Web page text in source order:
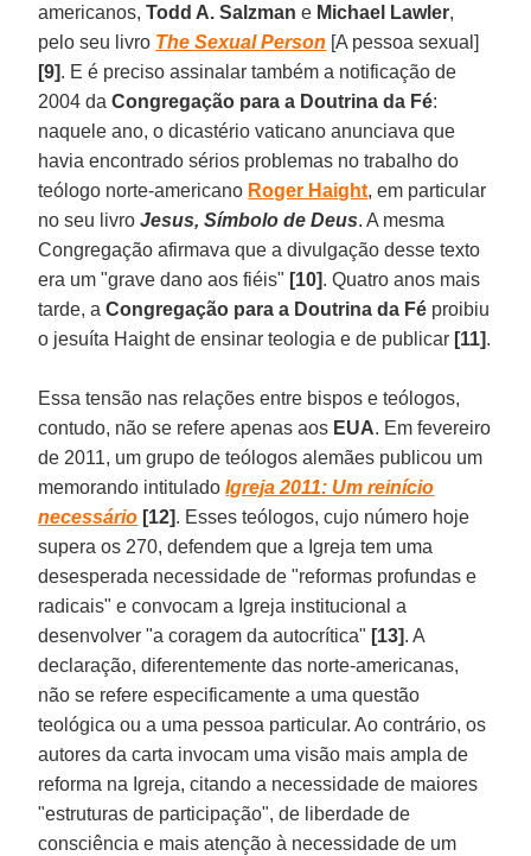
americanos,Todd A. Salzmane Michael Lawler,
pelo seu livro The Sexual Person [A pessoa sexual]
[9]. E é preciso assinalar também a notificação de
2004 daCongregação para a Doutrina da Fé:
naquele ano, o dicastério vaticano anunciava que
havia encontrado sérios problemas no trabalho do
teólogo norte-americano Roger Haight, em particular
no seu livroJesus, Símbolo de Deus. A mesma
Congregação afirmava que a divulgação desse texto
era um "grave dano aos fiéis" [10]. Quatro anos mais
tarde, aCongregação para a Doutrina da Fé proibiu
o jesuíta Haight de ensinar teologia e de publicar [11].
Essa tensão nas relações entre bispos e teólogos,
contudo, não se refere apenas aos EUA. Em fevereiro
de 2011, um grupo de teólogos alemães publicou um
memorando intituladoIgreja 2011: Um reinício
necessário [12]. Esses teólogos, cujo número hoje
supera os 270, defendem que a Igreja tem uma
desesperada necessidade de "reformas profundas e
radicais" e convocam a Igreja institucional a
desenvolver "a coragem da autocrítica" [13]. A
declaração, diferentemente das norte-americanas,
não se refere especificamente a uma questão
teológica ou a uma pessoa particular. Ao contrário, os
autores da carta invocam uma visão mais ampla de
reforma na Igreja, citando a necessidade de maiores
"estruturas de participação", de liberdade de
consciência e mais atenção à necessidade de um